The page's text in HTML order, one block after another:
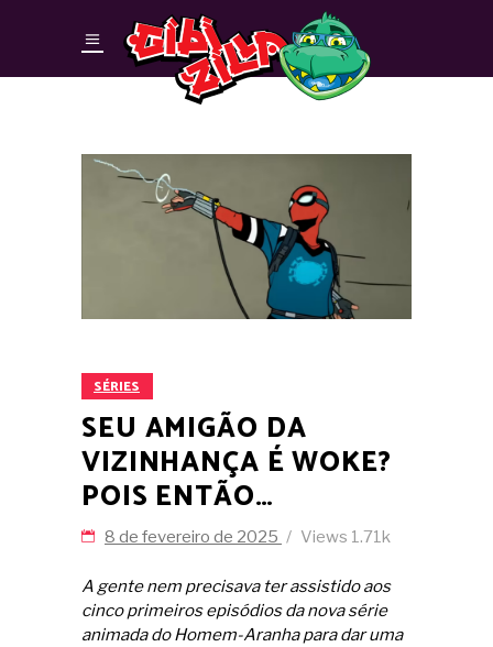
SÉRIES
SEU AMIGÃO DA
VIZINHANÇA É WOKE?
POIS ENTÃO…
8 de fevereiro de 2025 Views 1.71k
A gente nem precisava ter assistido aos
cinco primeiros episódios da nova série
animada do Homem-Aranha para dar uma